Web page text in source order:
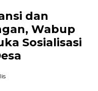
dan
Wabup
Sosialisasi